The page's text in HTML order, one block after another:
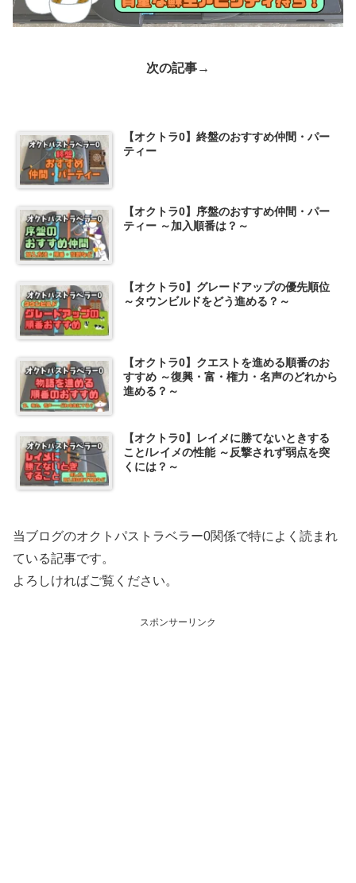
次の記事→
【オクトラ0】終盤のおすすめ仲間・パー
ティー
【オクトラ0】序盤のおすすめ仲間・パー
ティー ～加入順番は？～
【オクトラ0】グレードアップの優先順位
～タウンビルドをどう進める？～
【オクトラ0】クエストを進める順番のお
すすめ ～復興・富・権力・名声のどれから
進める？～
【オクトラ0】レイメに勝てないときする
こと/レイメの性能 ～反撃されず弱点を突
くには？～
当ブログのオクトパストラベラー0関係で特によく読まれ
ている記事です。
よろしければご覧ください。
スポンサーリンク